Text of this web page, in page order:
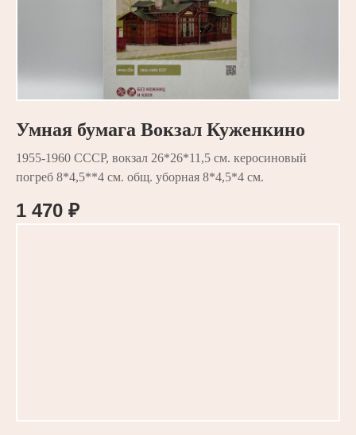
Умная бумага Вокзал Куженкино
1955-1960 СССР, вокзал 26*26*11,5 см. керосиновый
погреб 8*4,5**4 см. общ. уборная 8*4,5*4 см.
1 470 ₽